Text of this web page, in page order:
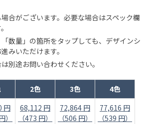
合がございます。必要な場合はスペック欄
数量」の箇所をタップしても、デザインシ
みいただけます。
別途お問い合わせください。
2色 3色 4色
円
）
68,112 円
（473 円）
72,864 円
（506 円）
77,616 円
（539 円）